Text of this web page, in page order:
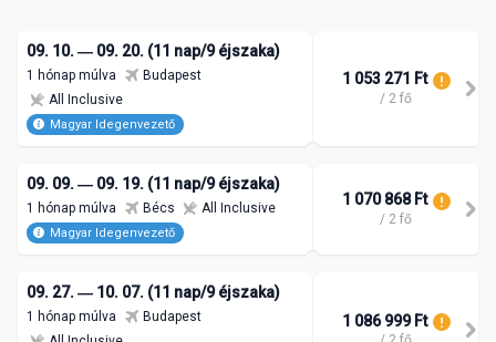
09. 10. ― 09. 20. (11 nap/9 éjszaka)
1 hónap múlva
Budapest
All Inclusive
Magyar Idegenvezető
1 053 271 Ft
/ 2 fő
09. 09. ― 09. 19. (11 nap/9 éjszaka)
1 hónap múlva Bécs All Inclusive
Magyar Idegenvezető
1 070 868 Ft
/ 2 fő
09. 27. ― 10. 07. (11 nap/9 éjszaka)
1 hónap múlva
Budapest
1 086 999 Ft